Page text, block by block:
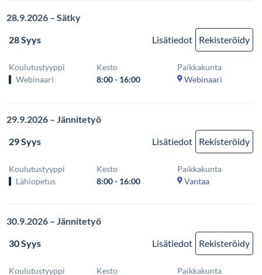
28.9.2026 – Sätky
28 Syys
Lisätiedot Rekisteröidy
Koulutustyyppi
Webinaari
Kesto
8:00 - 16:00
Paikkakunta
Webinaari
29.9.2026 – Jännitetyö
29 Syys
Lisätiedot Rekisteröidy
Koulutustyyppi
Lähiopetus
Kesto
8:00 - 16:00
Paikkakunta
Vantaa
30.9.2026 – Jännitetyö
30 Syys
Lisätiedot Rekisteröidy
Koulutustyyppi
Kesto
Paikkakunta